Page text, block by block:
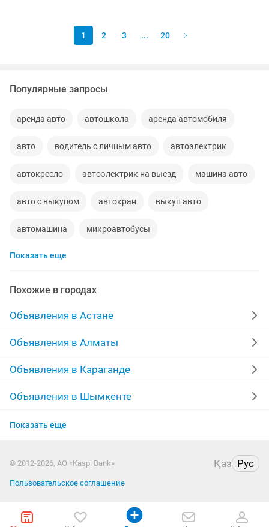
1 2 3 ... 20
Популярные запросы
аренда авто автошкола аренда автомобиля
авто водитель с личным авто автоэлектрик
автокресло автоэлектрик на выезд машина авто
авто с выкупом автокран выкуп авто
автомашина микроавтобусы
водитель личным авто
покраска авто авто в аренду
аренда авто с последующим выкупом
автокресло детское аренда авто с выкупом
Показать еще
Похожие в городах
Объявления в Астане
Объявления в Алматы
Объявления в Караганде
Объявления в Шымкенте
Объявления в Актобе
Объявления в Павлодаре
Показать еще
© 2012-2026, АО «Kaspi Bank» Қаз Рус
Пользовательское соглашение